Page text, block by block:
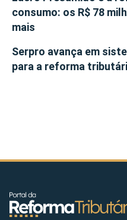
consumo: os R$ 78
mais
Serpro avança em
para a reforma